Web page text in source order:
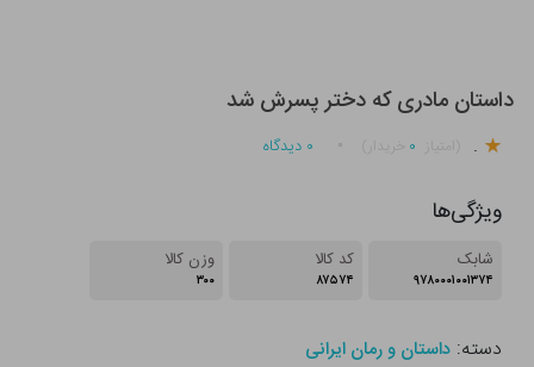
داستان مادری که دختر پسرش شد
. ۰ ۰ دیدگاه
ویژگی‌ها
شابک
۹۷۸۰۰۰۱۰۰۱۳۷۴
کد کالا
۸۷۵۷۴
وزن کالا
۳۰۰
دسته:داستان و رمان ایرانی